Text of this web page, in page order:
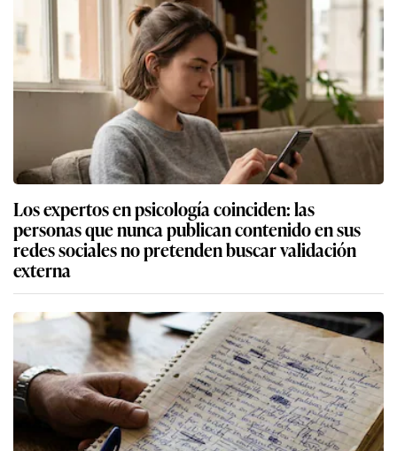
Los expertos en psicología coinciden: las
personas que nunca publican contenido en sus
redes sociales no pretenden buscar validación
externa